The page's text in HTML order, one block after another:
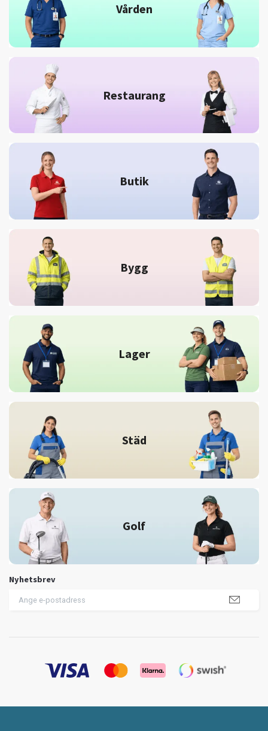
Vården
Restaurang
Butik
Bygg
Lager
Städ
Golf
Nyhetsbrev